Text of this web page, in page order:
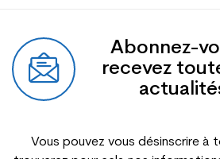
Abonnez-
recevez
Vous pouvez vous désinscrire à